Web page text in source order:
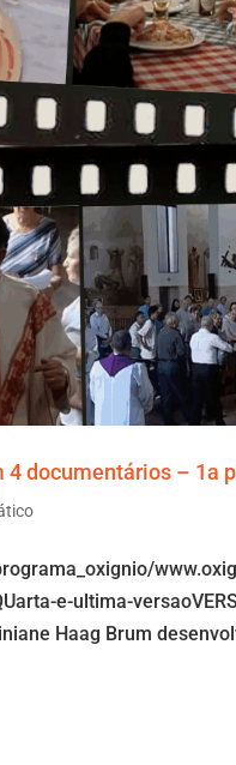
4 documentários – 1a
e-ultima-
Haag Brum